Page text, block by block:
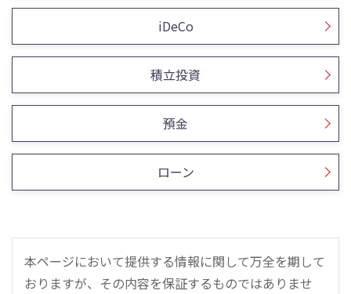
iDeCo
積立投資
預金
ローン
本ページにおいて提供する情報に関して万全を期して
おりますが、その内容を保証するものではありませ